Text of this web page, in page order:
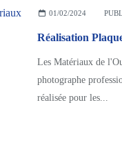
01/02/2024
Les Matériaux de
photographe
réalisée pour les...